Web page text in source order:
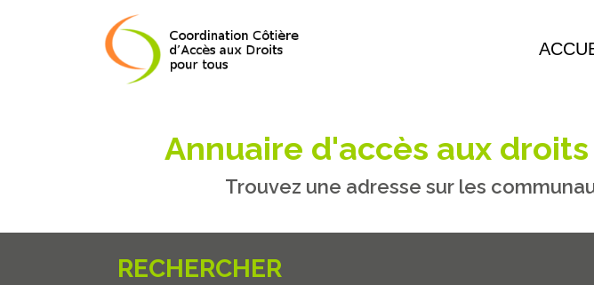
Annuaire d'accès aux
Trouvez une adresse sur les
RECHERCHER